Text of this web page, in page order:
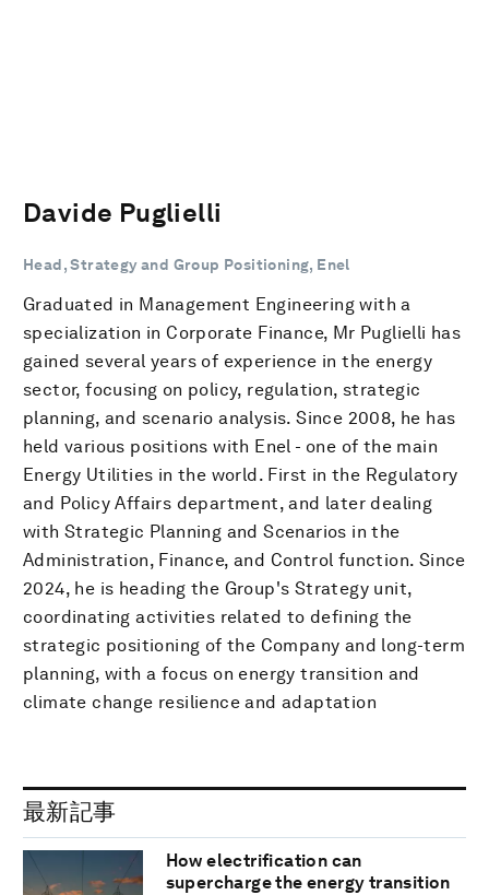
Davide Puglielli
Head, Strategy and Group Positioning, Enel
Graduated in Management Engineering with a
specialization in Corporate Finance, Mr Puglielli has
gained several years of experience in the energy
sector, focusing on policy, regulation, strategic
planning, and scenario analysis. Since 2008, he has
held various positions with Enel - one of the main
Energy Utilities in the world. First in the Regulatory
and Policy Affairs department, and later dealing
with Strategic Planning and Scenarios in the
Administration, Finance, and Control function. Since
2024, he is heading the Group's Strategy unit,
coordinating activities related to defining the
strategic positioning of the Company and long-term
planning, with a focus on energy transition and
climate change resilience and adaptation
最新記事
How electrification can
supercharge the energy transition